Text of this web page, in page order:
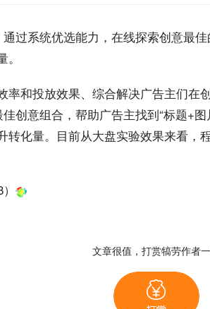
通过系统优选能力 ，在线探索创意最
。
率和投放效果、综合解决广告主们在
创意组合 ，帮助广告主找到“标题+
化量。目前从大盘实验效果来看，
）
文章很值，打赏犒劳作者